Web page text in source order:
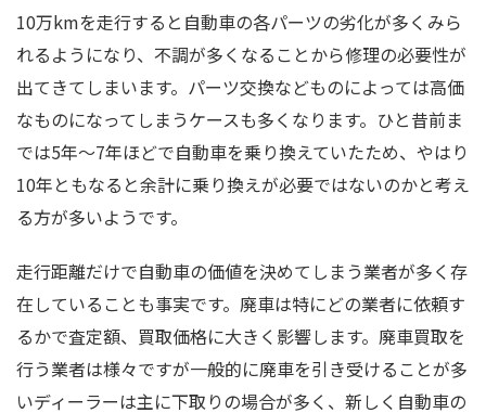
10万kmを走行すると自動車の各パーツの劣化が多くみら
れるようになり、不調が多くなることから修理の必要性が
出てきてしまいます。パーツ交換などものによっては高価
なものになってしまうケースも多くなります。ひと昔前ま
では5年～7年ほどで自動車を乗り換えていたため、やはり
10年ともなると余計に乗り換えが必要ではないのかと考え
る方が多いようです。
走行距離だけで自動車の価値を決めてしまう業者が多く存
在していることも事実です。廃車は特にどの業者に依頼す
るかで査定額、買取価格に大きく影響します。廃車買取を
行う業者は様々ですが一般的に廃車を引き受けることが多
いディーラーは主に下取りの場合が多く、新しく自動車の